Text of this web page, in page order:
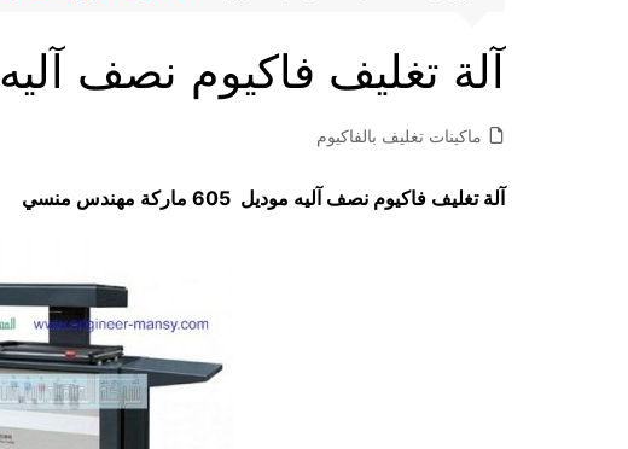
آلة تغليف فاكيوم نصف آليه
ماكينات تغليف بالفاكيوم
آلة تغليف فاكيوم نصف آليه موديل 605 ماركة مهندس منسي